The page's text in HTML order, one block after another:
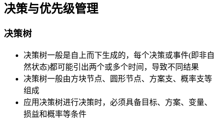
决策与优先级管理
决策树
决策树一般是自上而下生成的，每个决策或事件(即非自
然状态)都可能引出两个或多个时间，导致不同结果
决策树一般由方块节点、圆形节点、方案支、概率支等
组成
应用决策树进行决策时，必须具备目标、方案、变量、
损益和概率等条件